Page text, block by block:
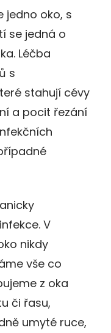
jedno oko, s
se jedná o
Léčba
s
stahují cévy
a pocit řezání
V
nikdy
vše co
z oka
či řasu,
umyté ruce,